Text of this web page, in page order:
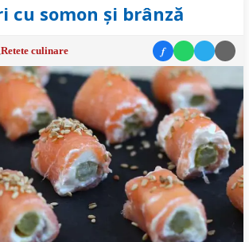
cu somon și brânză
,Retete culinare f